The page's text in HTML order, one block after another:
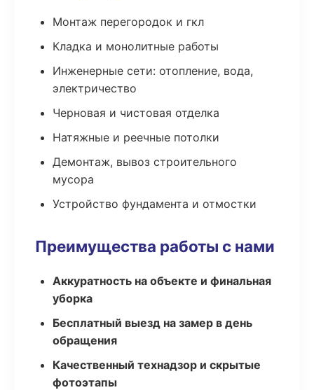
Монтаж перегородок и гкл
Кладка и монолитные работы
Инженерные сети: отопление, вода,
электричество
Черновая и чистовая отделка
Натяжные и реечные потолки
Демонтаж, вывоз строительного
мусора
Устройство фундамента и отмостки
Преимущества работы с нами
Аккуратность на объекте и финальная
уборка
Бесплатный выезд на замер в день
обращения
Качественный технадзор и скрытые
фотоэтапы